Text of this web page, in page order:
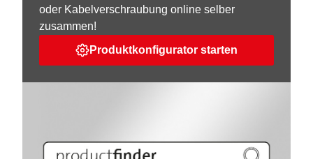
oder Kabelverschraubung online selber
zusammen!
Produktkonfigurator starten